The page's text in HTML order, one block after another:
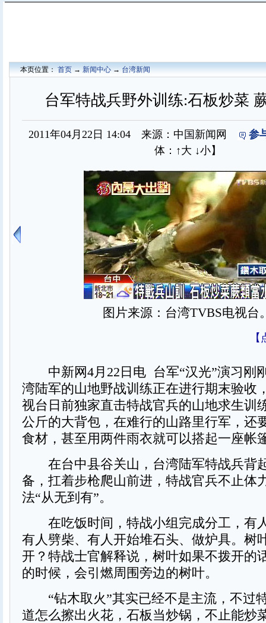
本页位置：首页→新闻中心→台湾新闻
台军特战兵野外训练:石板炒菜
2011年04月22日 14:04 来源：中国新闻网
参
体： ↑大 ↓小】
图片来源：台湾TVBS电视台
中新网4月22日电 台军“汉光”演习刚
湾陆军的山地野战训练正在进行期末验收
视台日前独家直击特战官兵的山地求生训
公斤的大背包，在难行的山路里行军，还
食材，甚至用两件雨衣就可以搭起一座帐
在台中县谷关山，台湾陆军特战兵背
备，扛着步枪爬山前进，特战官兵不止体
法“从无到有”。
在吃饭时间，特战小组完成分工，有
有人劈柴、有人开始堆石头、做炉具。树
开？特战士官解释说，树叶如果不拨开的
的时候，会引燃周围旁边的树叶。
“钻木取火”其实已经不是主流，不过
道怎么擦出火花，石板当炒锅，不止能炒